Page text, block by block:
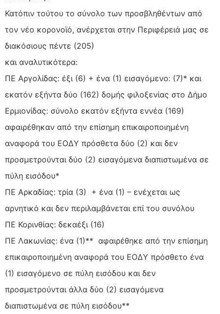
Κατόπιν τούτου το σύνολο των προσβληθέντων από
τον νέο κορονοϊό, ανέρχεται στην Περιφέρειά μας σε
διακόσιους πέντε (205)
και αναλυτικότερα:
ΠΕ Αργολίδας: έξι (6) + ένα (1) εισαγόμενο: (7)* και
εκατόν εξήντα δύο (162) δομής φιλοξενίας στο Δήμο
Ερμιονίδας: σύνολο εκατόν εξήντα εννέα (169)
αφαιρέθηκαν από την επίσημη επικαιροποιημένη
αναφορά του ΕΟΔΥ πρόσθετα δύο (2) και δεν
προσμετρούνται δύο (2) εισαγόμενα διαπιστωμένα σε
πύλη εισόδου*
ΠΕ Αρκαδίας: τρία (3) + ένα (1) – ενέχεται ως
αρνητικό και δεν περιλαμβάνεται επί του συνόλου
ΠΕ Κορινθίας: δεκαέξι (16)
ΠΕ Λακωνίας: ένα (1)** αφαιρέθηκε από την επίσημη
επικαιροποιημένη αναφορά του ΕΟΔΥ πρόσθετο ένα
(1) εισαγόμενο σε πύλη εισόδου και δεν
προσμετρούνται άλλα δύο (2) εισαγόμενα
διαπιστωμένα σε πύλη εισόδου**